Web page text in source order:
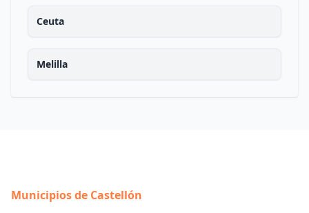
Ceuta
Melilla
Municipios de Castellón